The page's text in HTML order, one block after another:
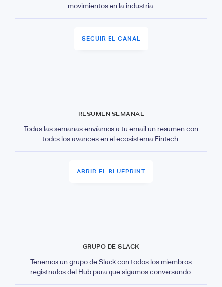
movimientos en la industria.
SEGUIR EL CANAL
RESUMEN SEMANAL
Todas las semanas envíamos a tu email un resumen con
todos los avances en el ecosistema Fintech.
ABRIR EL BLUEPRINT
GRUPO DE SLACK
Tenemos un grupo de Slack con todos los miembros
registrados del Hub para que sigamos conversando.